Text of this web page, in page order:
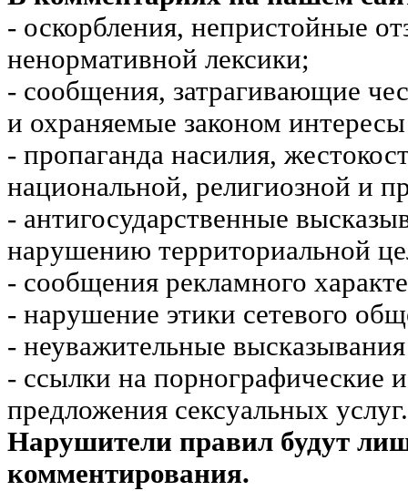
- оскорбления, непристойные
ненормативной лексики;
- сообщения, затрагивающие
и охраняемые законом
- пропаганда насилия,
национальной, религиозной и
- антигосударственные
нарушению территориальной
- сообщения рекламного
- нарушение этики сетевого
- неуважительные
- ссылки на порнографические
предложения сексуальных услуг.
Нарушители правил будут
комментирования.